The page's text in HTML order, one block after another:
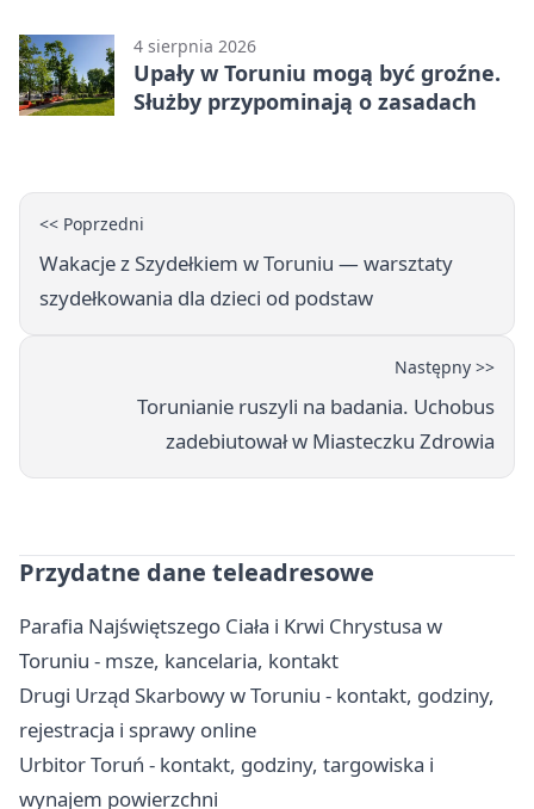
4 sierpnia 2026
Upały w Toruniu mogą być groźne.
Służby przypominają o zasadach
<< Poprzedni
Wakacje z Szydełkiem w Toruniu — warsztaty
szydełkowania dla dzieci od podstaw
Następny >>
Torunianie ruszyli na badania. Uchobus
zadebiutował w Miasteczku Zdrowia
Przydatne dane teleadresowe
Parafia Najświętszego Ciała i Krwi Chrystusa w
Toruniu - msze, kancelaria, kontakt
Drugi Urząd Skarbowy w Toruniu - kontakt, godziny,
rejestracja i sprawy online
Urbitor Toruń - kontakt, godziny, targowiska i
wynajem powierzchni